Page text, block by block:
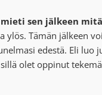
sen jälkeen
ylös. Tämän jälkeen
edestä. Eli luo
olet oppinut